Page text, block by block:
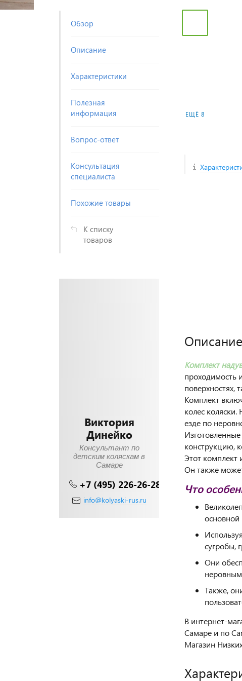
Обзор
Описание
Характеристики
Полезная
информация
Вопрос-ответ
Консультация
специалиста
Похожие товары
К списку
товаров
Виктория
Динейко
Консультант по
детским коляскам в
Самаре
+7 (495) 226-26-28
info@kolyaski-rus.ru
ЕЩЁ 8
Описание
Комплект
проходимость
поверхностях,
Комплект
колес
езде по
конструкцию,
Этот комплект
Он также
Что
основной
сугробы,
Они
Также,
В интернет-
Самаре и по
Магазин